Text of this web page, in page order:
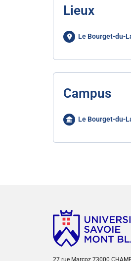
Lieux
Le Bourget-du-
Campus
Le Bourget-du-
27 rue Marcoz 73000